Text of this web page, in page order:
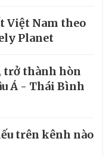
Việt Nam theo
Planet
trở thành hòn
Á - Thái Bình
trên kênh nào